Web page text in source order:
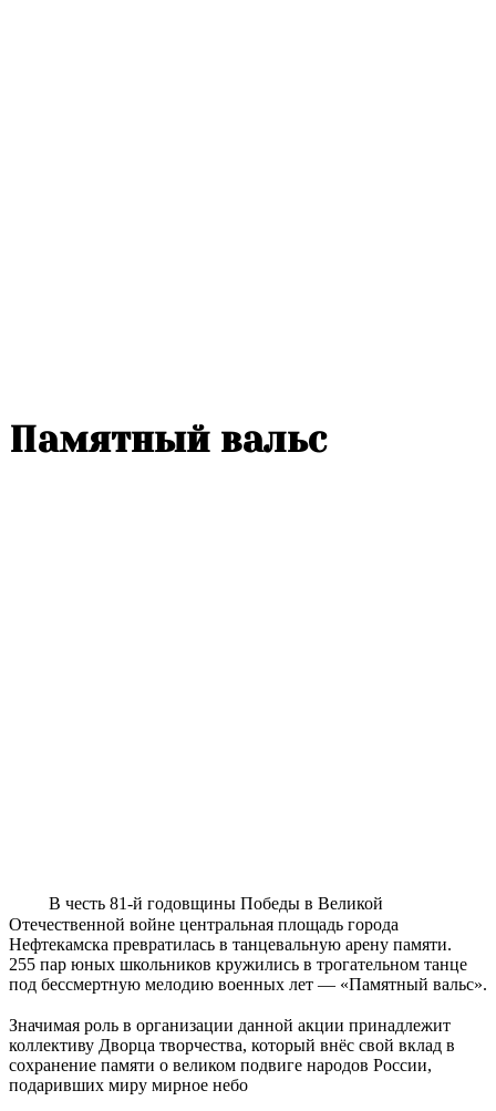
Памятный вальс
В честь 81-й годовщины Победы в Великой
Отечественной войне центральная площадь города
Нефтекамска превратилась в танцевальную арену памяти.
255 пар юных школьников кружились в трогательном танце
под бессмертную мелодию военных лет — «Памятный вальс».
Значимая роль в организации данной акции принадлежит
коллективу Дворца творчества, который внёс свой вклад в
сохранение памяти о великом подвиге народов России,
подаривших миру мирное небо